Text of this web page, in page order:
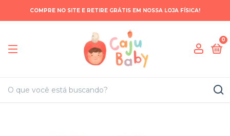
COMPRE NO SITE E RETIRE GRÁTIS EM NOSSA LOJA FÍSICA!
0